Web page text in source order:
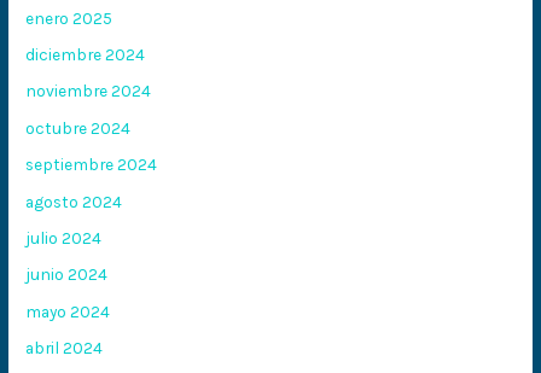
enero 2025
diciembre 2024
noviembre 2024
octubre 2024
septiembre 2024
agosto 2024
julio 2024
junio 2024
mayo 2024
abril 2024